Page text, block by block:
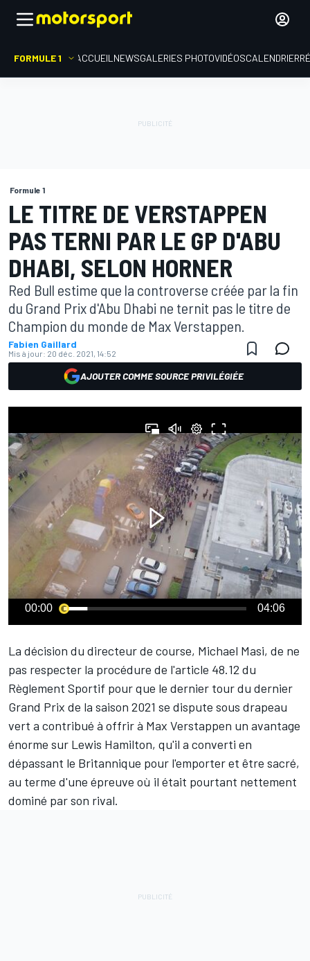
FORMULE 1 ACCUEIL NEWSGALERIES PHOTOVIDÉOSCALENDRIER
Formule 1
LE TITRE DE VERSTAPPEN
PAS TERNI PAR LE GP D'ABU
DHABI, SELON HORNER
Red Bull estime que la controverse créée par la fin
du Grand Prix d'Abu Dhabi ne ternit pas le titre de
Champion du monde de Max Verstappen.
Fabien Gaillard
Mis à jour: 20 déc. 2021, 14:52
AJOUTER COMME SOURCE PRIVILÉGIÉE
00:00 04:06
La décision du directeur de course, Michael Masi, de ne
pas respecter la procédure de l'article 48.12 du
Règlement Sportif pour que le dernier tour du dernier
Grand Prix de la saison 2021 se dispute sous drapeau
vert a contribué à offrir à Max Verstappen un avantage
énorme sur Lewis Hamilton, qu'il a converti en
dépassant le Britannique pour l'emporter et être sacré,
au terme d'une épreuve où il était pourtant nettement
dominé par son rival.